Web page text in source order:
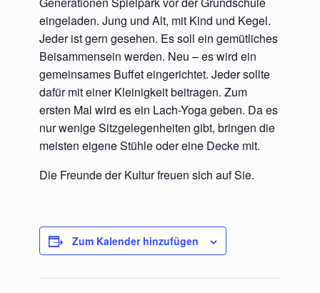
eingeladen. Jung und Alt, mit Kind und Kegel.
Jeder ist gern gesehen. Es soll ein gemütliches
Beisammensein werden. Neu – es wird ein
gemeinsames Buffet eingerichtet. Jeder sollte
dafür mit einer Kleinigkeit beitragen. Zum
ersten Mal wird es ein Lach-Yoga geben. Da es
nur wenige Sitzgelegenheiten gibt, bringen die
meisten eigene Stühle oder eine Decke mit.
Die Freunde der Kultur freuen sich auf Sie.
Zum Kalender hinzufügen